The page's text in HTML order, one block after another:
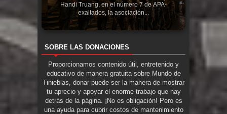
Handi Truang, en el número 7 de APA-
exaltados, la asociación...
SOBRE LAS DONACIONES
Proporcionamos contenido útil, entretenido y
educativo de manera gratuita sobre Mundo de
Tinieblas, donar puede ser la manera de mostrar
tu aprecio y apoyar el enorme trabajo que hay
detrás de la página. ¡No es obligación! Pero es
una ayuda para cubrir costos de mantenimiento